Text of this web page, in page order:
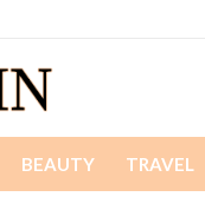
BEAUTY TRAVEL